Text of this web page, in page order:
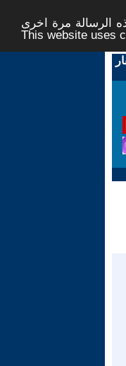
الرسالة مرة اخرى -
This website uses